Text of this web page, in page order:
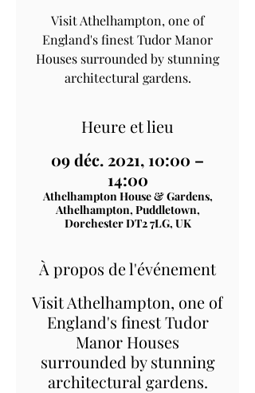
Visit Athelhampton, one of
England's finest Tudor Manor
Houses surrounded by stunning
architectural gardens.
Heure et lieu
09 déc. 2021, 10:00 –
14:00
Athelhampton House & Gardens,
Athelhampton, Puddletown,
Dorchester DT2 7LG, UK
À propos de l'événement
Visit Athelhampton, one of
England's finest Tudor
Manor Houses
surrounded by stunning
architectural gardens.